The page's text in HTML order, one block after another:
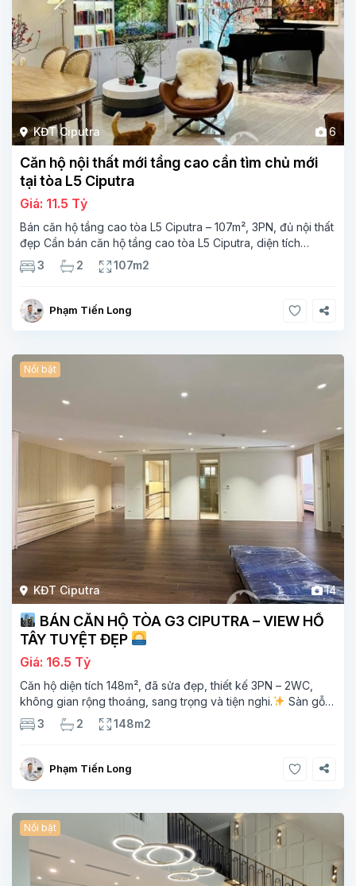
KĐT Ciputra 6
Căn hộ nội thất mới tầng cao cần tìm chủ mới
tại tòa L5 Ciputra
Giá: 11.5 Tỷ
Bán căn hộ tầng cao tòa L5 Ciputra – 107m², 3PN, đủ nội thất
đẹp Cần bán căn hộ tầng cao tòa L5 Ciputra, diện tích
107m², thiết kế 3 phòng ngủ – 2 vệ sinh, không gian rộng
thoáng. Căn
3 2 107m2
Phạm Tiến Long
KĐT Ciputra 14
Nổi bật
BÁN CĂN HỘ TÒA G3 CIPUTRA – VIEW HỒ
TÂY TUYỆT ĐẸP
Giá: 16.5 Tỷ
Căn hộ diện tích 148m², đã sửa đẹp, thiết kế 3PN – 2WC,
không gian rộng thoáng, sang trọng và tiện nghi.
Sàn gỗ
cao cấp, ánh sáng tự nhiên chan hòa, view hồ Tây đắt giá –
mang lại
3 2 148m2
Phạm Tiến Long
Nổi bật